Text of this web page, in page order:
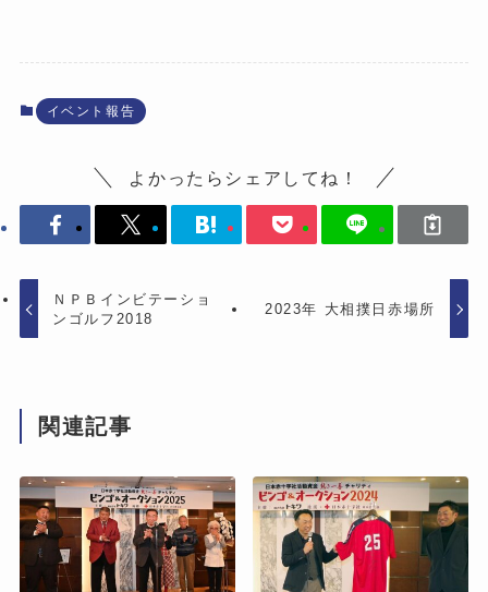
イベント報告
よかったらシェアしてね！
ＮＰＢインビテーショ
ンゴルフ2018
2023年 大相撲日赤場所
関連記事